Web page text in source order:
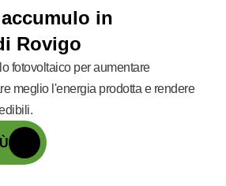
in
Rovigo
fotovoltaico per aumentare
meglio l'energia prodotta e rendere